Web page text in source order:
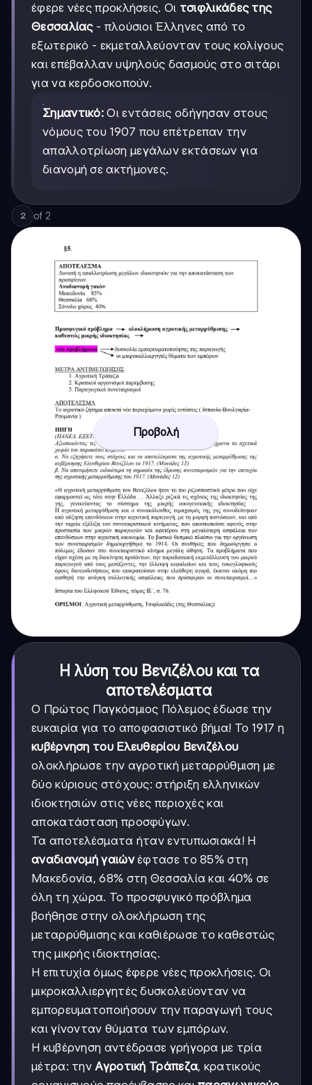
έφερε νέες προκλήσεις. Οι τσιφλικάδες της
Θεσσαλίας- πλούσιοι Έλληνες από το
εξωτερικό - εκμεταλλεύονταν τους κολίγους
και επέβαλλαν υψηλούς δασμούς στο σιτάρι
για να κερδοσκοπούν.
Σημαντικό: Οι εντάσεις οδήγησαν στους
νόμους του 1907 που επέτρεπαν την
απαλλοτρίωση μεγάλων εκτάσεων για
διανομή σε ακτήμονες.
2 of 2
Προβολή
Η λύση του Βενιζέλου και τα
αποτελέσματα
Ο Πρώτος Παγκόσμιος Πόλεμος έδωσε την
ευκαιρία για το αποφασιστικό βήμα! Το 1917 η
κυβέρνηση του Ελευθερίου Βενιζέλου
ολοκλήρωσε την αγροτική μεταρρύθμιση με
δύο κύριους στόχους: στήριξη ελληνικών
ιδιοκτησιών στις νέες περιοχές και
αποκατάσταση προσφύγων.
Τα αποτελέσματα ήταν εντυπωσιακά! Η
αναδιανομή γαιώνέφτασε το 85% στη
Μακεδονία, 68% στη Θεσσαλία και 40% σε
όλη τη χώρα. Το προσφυγικό πρόβλημα
βοήθησε στην ολοκλήρωση της
μεταρρύθμισης και καθιέρωσε το καθεστώς
της μικρής ιδιοκτησίας.
Η επιτυχία όμως έφερε νέες προκλήσεις. Οι
μικροκαλλιεργητές δυσκολεύονταν να
εμπορευματοποιήσουν την παραγωγή τους
και γίνονταν θύματα των εμπόρων.
Η κυβέρνηση αντέδρασε γρήγορα με τρία
μέτρα: τηνΑγροτική Τράπεζα, κρατικούς